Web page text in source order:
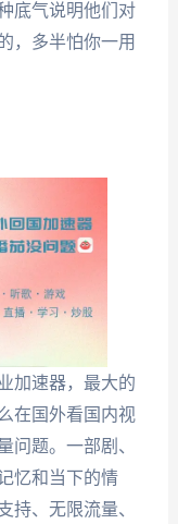
底气说明他们对
，多半怕你一用
加速器，最大的
在国外看国内视
问题。一部剧、
忆和当下的情
持、无限流量、